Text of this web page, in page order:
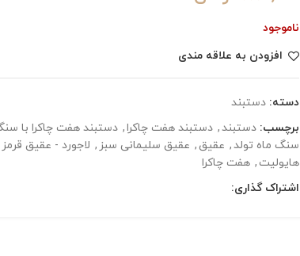
ناموجود
افزودن به علاقه مندی
دسته: دستبند
برچسب: دستبند, دستبند هفت چاکرا, دستبند هفت چاکرا با
سنگ ماه تولد, عقیق, عقیق سلیمانی سبز , لاجورد - عقیق
هایولیت , هفت چاکرا
اشتراک گذاری: